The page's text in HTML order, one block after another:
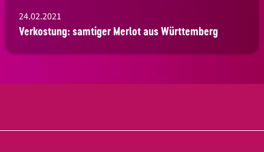
24.02.2021
Verkostung: samtiger Merlot aus Württemberg